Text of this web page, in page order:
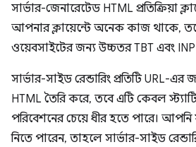
সার্ভার-জেনারেটেড HTML প্রতিক্রিয়া
আপনার ক্লায়েন্টে অনেক কাজ থাকে,
ওয়েবসাইটের জন্য উচ্চতর TBT এবং INP
সার্ভার-সাইড রেন্ডারিং প্রতিটি URL-এর
HTML তৈরি করে, তবে এটি কেবল
পরিবেশনের চেয়ে ধীর হতে পারে।
নিতে পারেন, তাহলে সার্ভার-সাইড